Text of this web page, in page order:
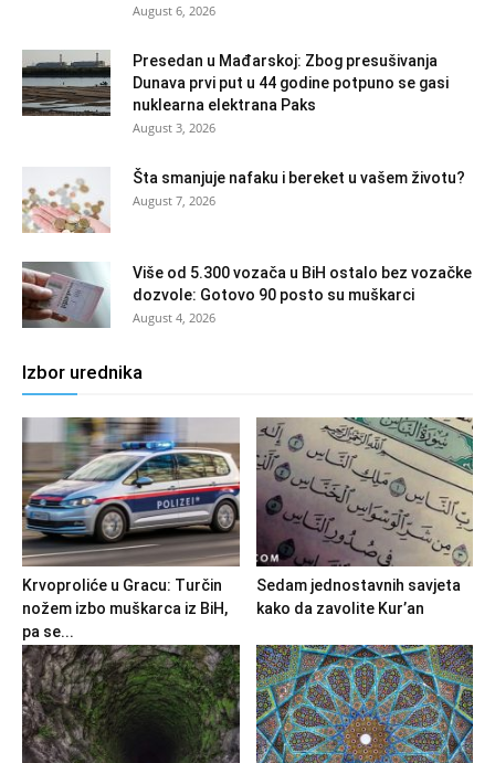
August 6, 2026
Presedan u Mađarskoj: Zbog presušivanja
Dunava prvi put u 44 godine potpuno se gasi
nuklearna elektrana Paks
August 3, 2026
Šta smanjuje nafaku i bereket u vašem životu?
August 7, 2026
Više od 5.300 vozača u BiH ostalo bez vozačke
dozvole: Gotovo 90 posto su muškarci
August 4, 2026
Izbor urednika
Krvoproliće u Gracu: Turčin
nožem izbo muškarca iz BiH,
pa se...
Sedam jednostavnih savjeta
kako da zavolite Kur’an